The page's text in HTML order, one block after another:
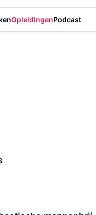
OpleidingenPodcast